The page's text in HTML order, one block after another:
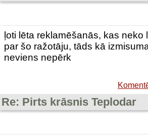
ļoti lēta reklamēšanās, kas neko
par šo ražotāju, tāds kā
neviens nepērk
Re: Pirts krāsnis Teplodar